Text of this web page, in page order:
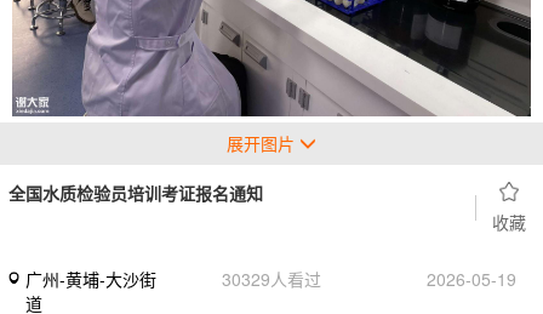
展开图片
全国水质检验员培训考证报名通知
收藏
广州-黄埔-大沙街
道
30329人看过 2026-05-19